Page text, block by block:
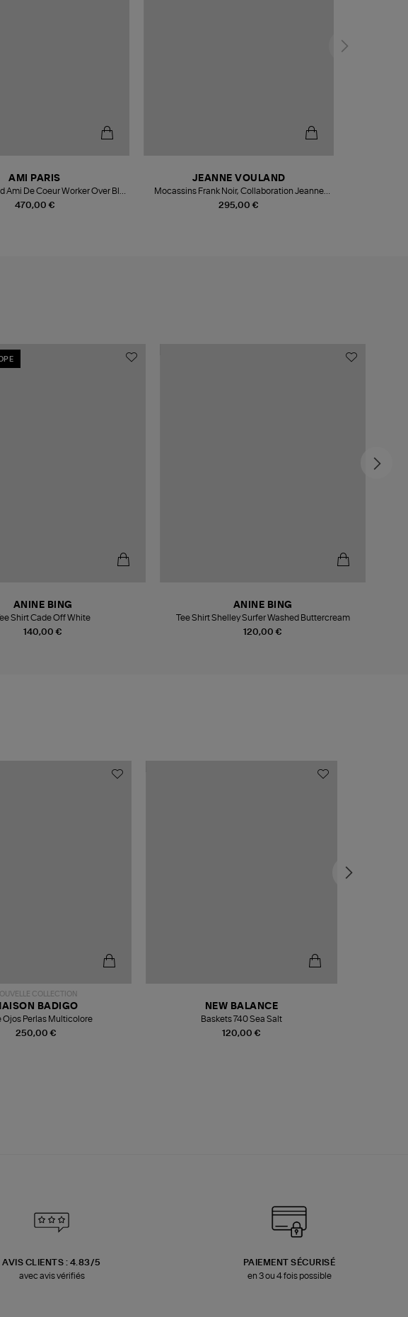
470,00 €
AMI PARIS
Ami De Coeur Worker Over Bleu
Used
295,00 €
JEANNE VOULAND
Mocassins Frank Noir, Collaboration Jeanne
Vouland x Sebago
140,00 €
ANINE BING
Shirt Cade Off White
120,00 €
ANINE BING
Tee Shirt Shelley Surfer Washed Buttercream
COLLECTION
250,00 €
BADIGO
Ojos Perlas Multicolore
120,00 €
NEW BALANCE
Baskets 740 Sea Salt
AVIS CLIENTS : 4.83/5
avec avis vérifiés
PAIEMENT SÉCURISÉ
en 3 ou 4 fois possible